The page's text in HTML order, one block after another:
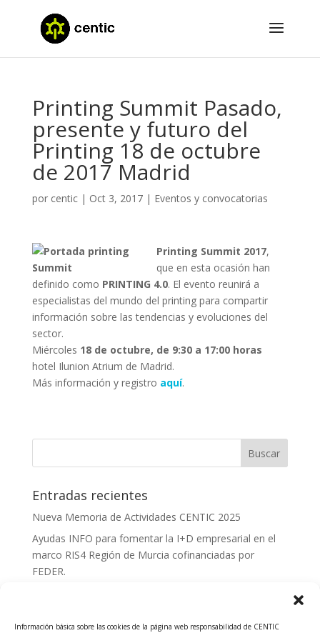
Información básica sobre las cookies de la página web responsabilidad de CENTIC
Printing Summit Pasado,
presente y futuro del
Printing 18 de octubre
de 2017 Madrid
por centic| Oct 3, 2017| Eventos y convocatorias
Printing Summit 2017,
que en esta ocasión han
definido como PRINTING 4.0. El evento reunirá a
especialistas del mundo del printing para compartir
información sobre las tendencias y evoluciones del
sector.
Miércoles 18 de octubre, de 9:30 a 17:00 horas
hotel Ilunion Atrium de Madrid.
Más información y registro aquí.
Entradas recientes
Nueva Memoria de Actividades CENTIC 2025
Ayudas INFO para fomentar la I+D empresarial en el
marco RIS4 Región de Murcia cofinanciadas por
FEDER.
Tecnológicos 2ª ed.